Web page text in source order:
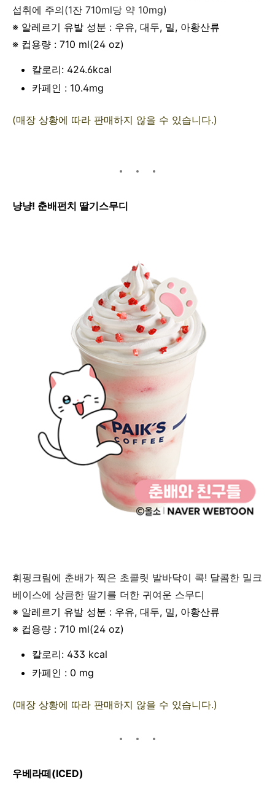
섭취에 주의(1잔 710ml당 약 10mg)
※ 알레르기 유발 성분 : 우유, 대두, 밀, 아황산류
※ 컵용량 : 710 ml(24 oz)
칼로리: 424.6kcal
카페인 : 10.4mg
(매장 상황에 따라 판매하지 않을 수 있습니다.)
냥냥! 춘배펀치 딸기스무디
휘핑크림에 춘배가 찍은 초콜릿 발바닥이 콕! 달콤한 밀크
베이스에 상큼한 딸기를 더한 귀여운 스무디
※ 알레르기 유발 성분 : 우유, 대두, 밀, 아황산류
※ 컵용량 : 710 ml(24 oz)
칼로리: 433 kcal
카페인 : 0 mg
(매장 상황에 따라 판매하지 않을 수 있습니다.)
우베라떼(ICED)